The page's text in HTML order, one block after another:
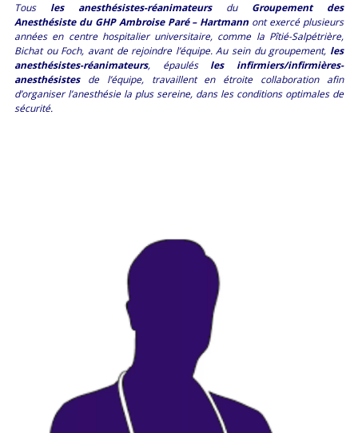
Tous les anesthésistes-réanimateursdu Groupement des
Anesthésiste du GHP Ambroise Paré – Hartmann ont exercé plusieurs
années en centre hospitalier universitaire, comme la Pîtié-Salpétrière,
Bichat ou Foch, avant de rejoindre l’équipe. Au sein du groupement, les
anesthésistes-réanimateurs, épaulés les infirmiers/infirmières-
anesthésistes de l’équipe, travaillent en étroite collaboration afin
d’organiser l’anesthésie la plus sereine, dans les conditions optimales de
sécurité.